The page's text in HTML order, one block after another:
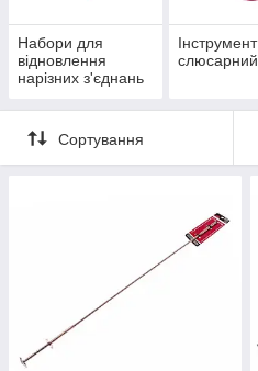
Набори для
відновлення
нарізних з'єднань
Інструмент
слюсарний
Сортування